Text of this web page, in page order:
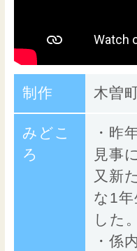
制作 木曽
みどこ
ろ
・昨
見事
又新
な1年
した。
・係